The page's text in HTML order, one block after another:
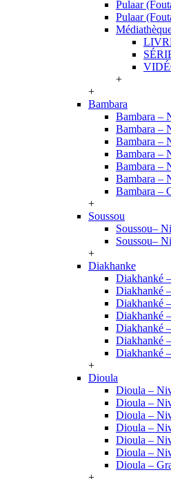
Pulaar
Pulaar
+
+
Bambara
Bambara –
Bambara –
Bambara –
Bambara –
Bambara –
Bambara –
Bambara –
+
Soussou
Soussou–
Soussou–
+
Diakhanke
Diakhanké
Diakhanké
Diakhanké
Diakhanké
Diakhanké
Diakhanké
Diakhanké
+
Dioula
Dioula –
Dioula –
Dioula –
Dioula –
Dioula –
Dioula –
Dioula –